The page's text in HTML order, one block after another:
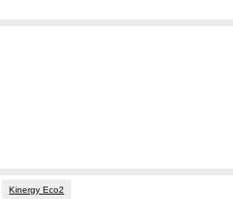
Kinergy Eco2